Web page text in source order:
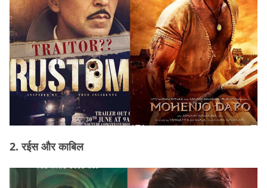
2. रईस और काबिल